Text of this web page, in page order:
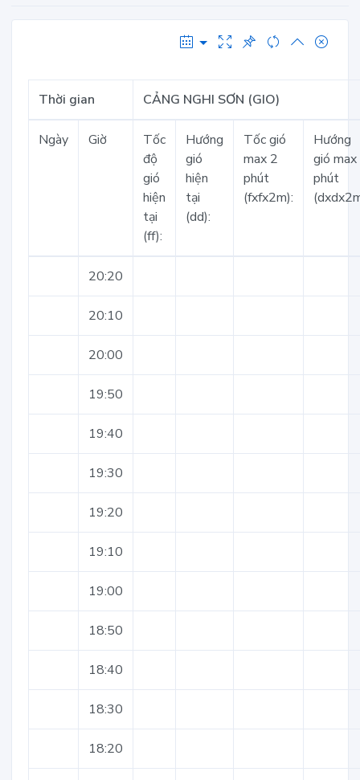
Thời gian CẢNG NGHI SƠN (GIO)
Ngày Giờ
Tốc
độ
gió
hiện
tại
(ff):
Hướng
gió
hiện
tại
(dd):
Tốc gió
max 2
phút
(fxfx2m):
Hướng
gió
phút
20:20
20:10
20:00
19:50
19:40
19:30
19:20
19:10
19:00
18:50
18:40
18:30
18:20